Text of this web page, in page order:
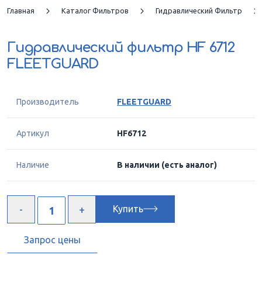
Главная Каталог Фильтров Гидравлический Фильтр
Гидравлический фильтр HF 6712
FLEETGUARD
Производитель FLEETGUARD
Артикул HF6712
Наличие В наличии (есть аналог)
Купить
Запрос цены